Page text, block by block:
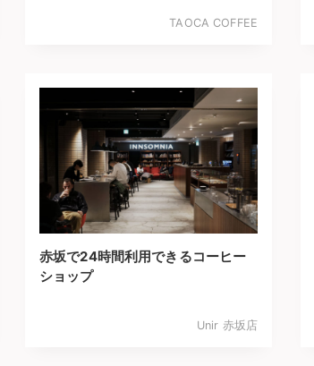
TAOCA COFFEE
赤坂で24時間利用できるコーヒー
ショップ
Unir 赤坂店